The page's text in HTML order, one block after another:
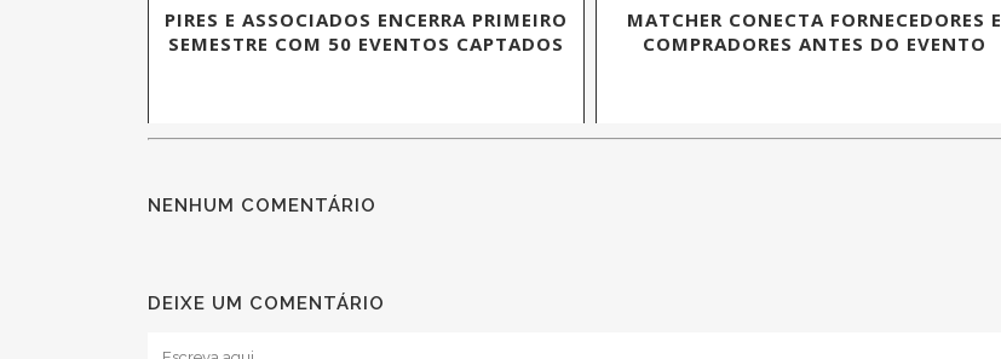
PIRES E ASSOCIADOS ENCERRA PRIMEIRO
SEMESTRE COM 50 EVENTOS CAPTADOS
MATCHER CONECTA FORNECEDORES E
COMPRADORES ANTES DO EVENTO
NENHUM COMENTÁRIO
DEIXE UM COMENTÁRIO